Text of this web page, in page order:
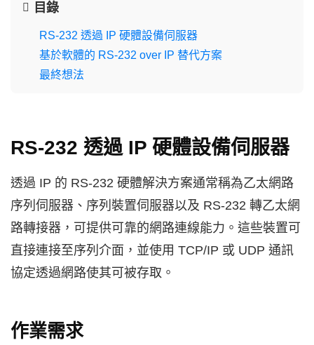
目錄
RS-232 透過 IP 硬體設備伺服器
基於軟體的 RS-232 over IP 替代方案
最終想法
RS-232 透過 IP 硬體設備伺服器
透過 IP 的 RS-232 硬體解決方案通常稱為乙太網路
序列伺服器、序列裝置伺服器以及 RS-232 轉乙太網
路轉接器，可提供可靠的網路連線能力。這些裝置可
直接連接至序列介面，並使用 TCP/IP 或 UDP 通訊
協定透過網路使其可被存取。
作業需求